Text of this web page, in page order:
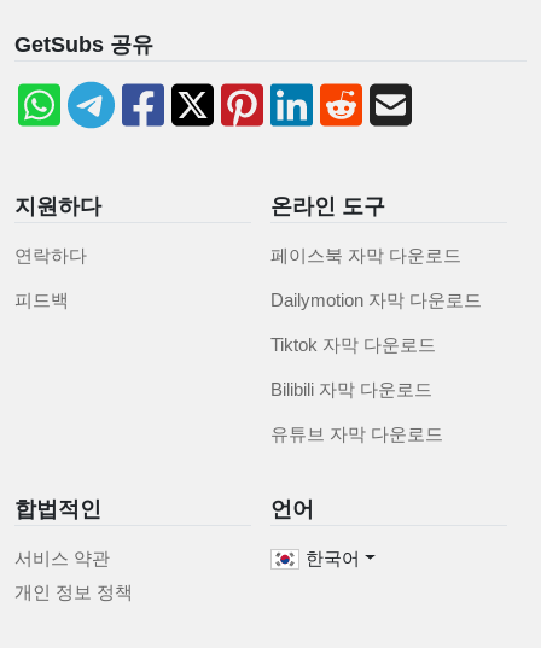
지원하다
연락하다
피드백
온라인 도구
페이스북 자막 다운로드
Dailymotion 자막 다운로드
Tiktok 자막 다운로드
Bilibili 자막 다운로드
유튜브 자막 다운로드
합법적인
서비스 약관
개인 정보 정책
언어
한국어
GetSubs 공유